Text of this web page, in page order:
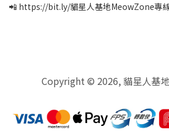
📲 https://bit.ly/貓星人基地MeowZone專
Copyright © 2026, 貓星人基